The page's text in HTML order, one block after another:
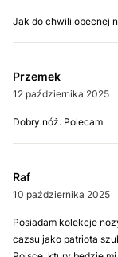
Jak do chwili obecnej
Przemek
12 października 2025
Dobry nóż. Polecam
Raf
10 października 2025
Posiadam kolekcje
cazsu jako patriota